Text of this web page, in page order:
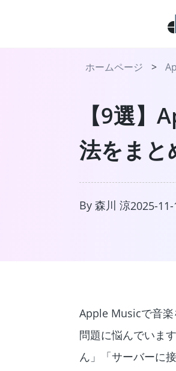
ホームページ >
【9選
法をまと
By 森川 涼2025-
Apple Musicで音楽
問題に悩んでいま
ん」「サーバーに